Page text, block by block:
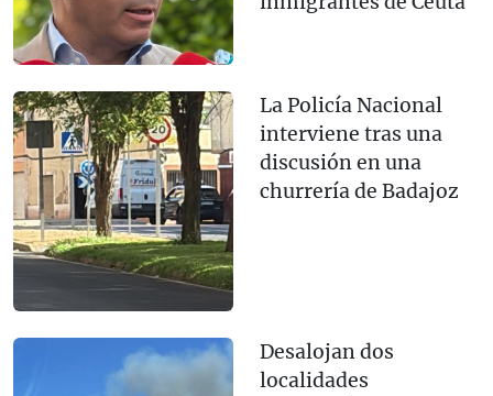
La Policía Nacional
interviene tras una
discusión en una
churrería de Badajoz
Desalojan dos
localidades